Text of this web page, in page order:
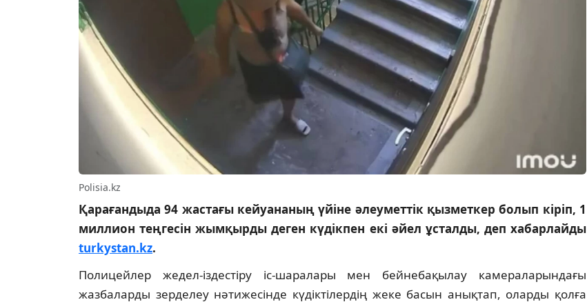
Polisia.kz
Қарағандыда 94 жастағы кейуананың үйіне әлеуметтік қызметкер болып кіріп, 1
миллион теңгесін жымқырды деген күдікпен екі әйел ұсталды, деп хабарлайды
turkystan.kz.
Полицейлер жедел-іздестіру іс-шаралары мен бейнебақылау камераларындағы
жазбаларды зерделеу нәтижесінде күдіктілердің жеке басын анықтап, оларды қолға